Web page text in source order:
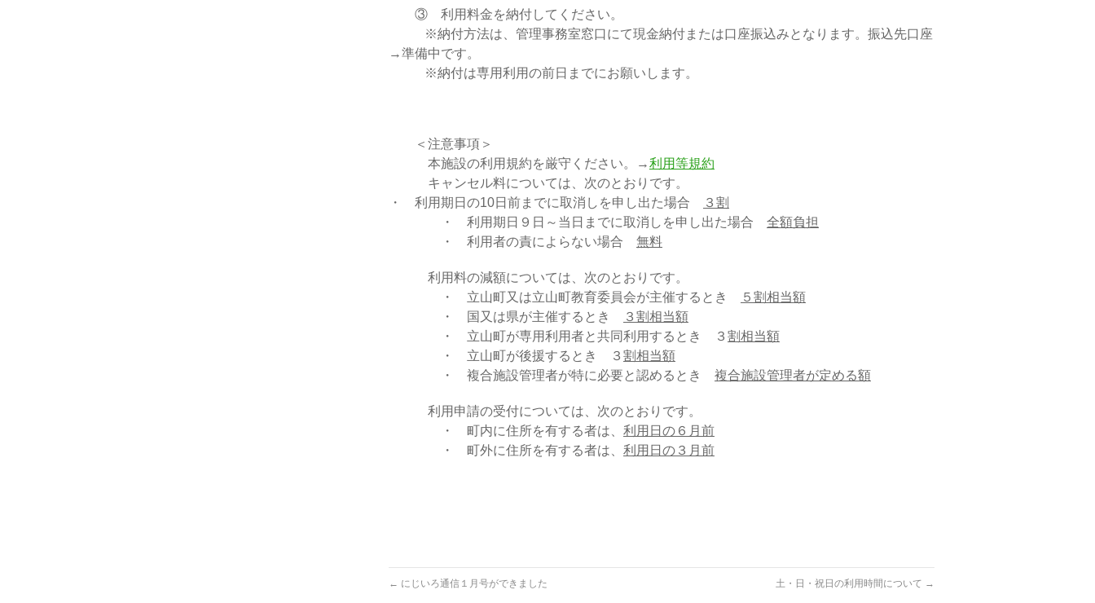
③ 利用料金を納付してください。
※納付方法は、管理事務室窓口にて現金納付または口座振込みとなります。振込先口座
→準備中です。
※納付は専用利用の前日までにお願いします。
＜注意事項＞
本施設の利用規約を厳守ください。→利用等規約
キャンセル料については、次のとおりです。
・ 利用期日の10日前までに取消しを申し出た場合
３割
・ 利用期日９日～当日までに取消しを申し出た場合 全額負担
・ 利用者の責によらない場合 無料
利用料の減額については、次のとおりです。
・ 立山町又は立山町教育委員会が主催するとき
５割相当額
・ 国又は県が主催するとき
３割相当額
・ 立山町が専用利用者と共同利用するとき ３ 割相当額
・ 立山町が後援するとき ３ 割相当額
・ 複合施設管理者が特に必要と認めるとき 複合施設管理者が定める額
利用申請の受付については、次のとおりです。
・ 町内に住所を有する者は、 利用日の６月前
・ 町外に住所を有する者は、 利用日の３月前
← にじいろ通信１月号ができました 土・日・祝日の利用時間について →